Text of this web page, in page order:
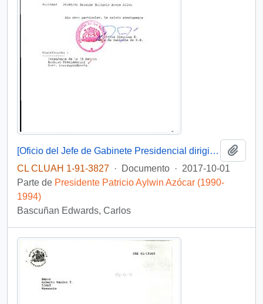
[Oficio del Jefe de Gabinete Presidencial dirigido al Intendente de la IX Región]
CL CLUAH 1-91-3827 · Documento · 2017-10-01
Parte de Presidente Patricio Aylwin Azócar (1990-
1994)
Bascuñan Edwards, Carlos